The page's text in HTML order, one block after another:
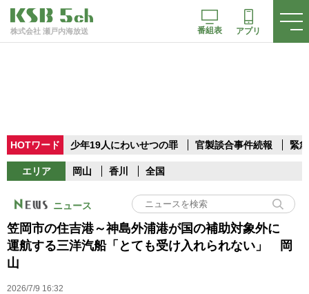
株式会社 瀬戸内海放送 番組表 アプリ
HOTワード 少年19人にわいせつの罪 官製談合事件続報 緊
エリア 岡山 香川 全国
ニュース
笠岡市の住吉港～神島外浦港が国の補助対象外に
運航する三洋汽船「とても受け入れられない」 岡
山
2026/7/9 16:32